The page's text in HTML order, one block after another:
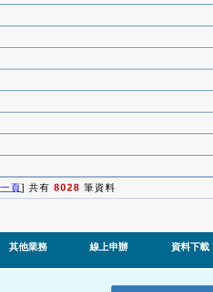
頁] 共有 8028 筆資料
其他業務 線上申辦 資料下載